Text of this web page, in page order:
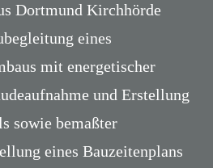
Dortmund Kirchhörde
eines
mit energetischer
und Erstellung
sowie bemaßter
eines Bauzeitenplans